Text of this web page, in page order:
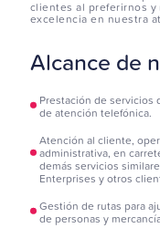
clientes al preferirnos
excelencia en nuestra
Alcance de
Prestación de servicios
de atención telefónica.
Atención al cliente,
administrativa, en
demás servicios
Enterprises y otros
Gestión de rutas para
de personas y